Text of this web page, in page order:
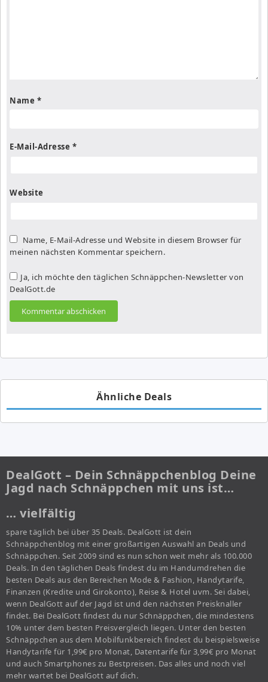
Name *
E-Mail-Adresse *
Website
Name, E-Mail-Adresse und Website in diesem Browser für
meinen nächsten Kommentar speichern.
Ja, ich möchte den täglichen Schnäppchen-Newsletter von
DealGott.de
Ähnliche Deals
DealGott – Dein Schnäppchenblog Deine
Jagd nach Schnäppchen mit uns ist…
… vielfältig
spare täglich bei über 35 Deals. DealGott ist dein
Schnäppchenblog mit einer großartigen Auswahl an Deals und
Schnäppchen. Seit 2009 sind es nun schon weit mehr als 100.000
Deals. In den täglichen Deals findest du im Handumdrehen die
besten Deals aus den Bereichen Mode & Fashion, Handytarife,
Finanzen (Kredite und Girokonto), Reise & Hotel uvm. Sei dabei,
wenn DealGott auf der Jagd ist und den nächsten Preisknaller
findet. Bei DealGott findest du nur Schnäppchen, die mindestens
10% unter dem besten Preisvergleich liegen. Unter den besten
Schnäppchen aus dem Mobilfunkbereich findest du beispielsweise
Handytarife für 1,99€ pro Monat, Datentarife für 3,99€ pro Monat
und auch Smartphones zu Bestpreisen. Das alles und noch viel
mehr wartet bei DealGott auf dich.